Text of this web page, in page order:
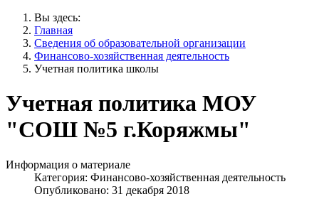
Вы здесь:
Главная
Сведения об образовательной организации
Финансово-хозяйственная деятельность
Учетная политика школы
Учетная политика МОУ
"СОШ №5 г.Коряжмы"
Информация о материале
Категория: Финансово-хозяйственная деятельность
Опубликовано: 31 декабря 2018